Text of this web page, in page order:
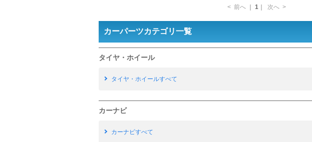
< 前へ ｜ 1 ｜ 次へ >
カーパーツカテゴリ一覧
タイヤ・ホイール
タイヤ・ホイールすべて
カーナビ
カーナビすべて